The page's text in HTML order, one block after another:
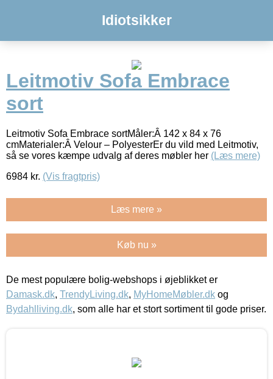
Idiotsikker
Leitmotiv Sofa Embrace
sort
Leitmotiv Sofa Embrace sortMåler:Â 142 x 84 x 76
cmMaterialer:Â Velour – PolyesterEr du vild med Leitmotiv,
så se vores kæmpe udvalg af deres møbler her (Læs mere)
6984 kr. (Vis fragtpris)
Læs mere »
Køb nu »
De mest populære bolig-webshops i øjeblikket er
Damask.dk, TrendyLiving.dk, MyHomeMøbler.dk og
Bydahlliving.dk, som alle har et stort sortiment til gode priser.